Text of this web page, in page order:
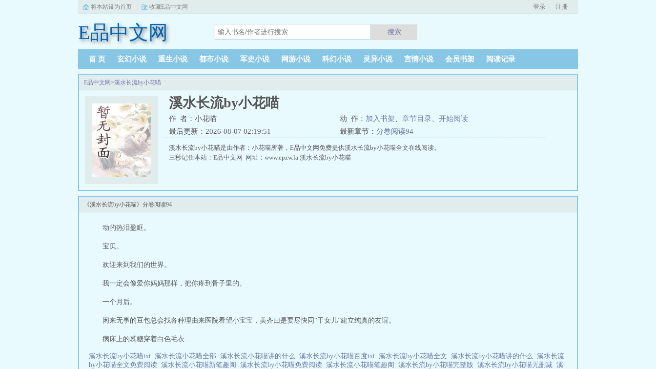
将本站设为首页 收藏E品中文网 登录 注册
E品中文网 搜索
首 页 玄幻小说 重生小说 都市小说 军史小说 网游小说 科幻小说 灵异小说 言情小说 会员书架 阅读记录
E品中文网>溪水长流by小花喵
溪水长流by小花喵
作 者：小花喵 动 作： 加入书架 章节目录
开始阅读
最后更新：2026-08-07 02:19:51
最新章节： 分卷阅读94
溪水长流by小花喵是由作者：小花喵所著，E品中文网免费提供溪水长流by小花喵全文在线阅读。
三秒记住本站：E品中文网 网址：www.epzw.la 溪水长流by小花喵
《溪水长流by小花喵》分卷阅读94
动的热泪盈眶。
宝贝。
欢迎来到我们的世界。
我一定会像爱你妈妈那样，把你疼到骨子里的。
一个月后。
闲来无事的豆包总会找各种理由来医院看望小宝宝，美齐曰是要尽快同“干女儿”建立纯真的友谊。
病床上的慕糖穿着白色毛衣...
溪水长流by小花喵txt 溪水长流小花喵全部 溪水长流小花喵讲的什么 溪水长流by小花喵百度txt 溪水长流by小花喵全文 溪水长流by小花喵讲的什么 溪水长流
by小花喵全文免费阅读 溪水长流小花喵新笔趣阁 溪水长流by小花喵免费阅读 溪水长流小花喵笔趣阁 溪水长流by小花喵完整版 溪水长流by小花喵无删减 溪